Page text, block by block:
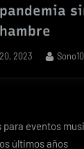
hambre
2023 By
Sono10
eventos
últimos años